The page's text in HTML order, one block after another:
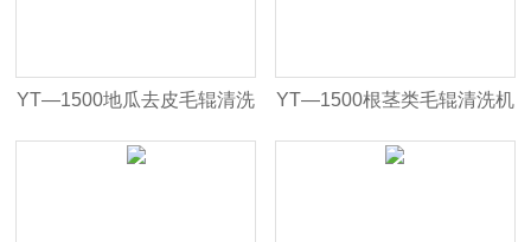
YT—1500地瓜去皮毛辊清洗
机
YT—1500根茎类毛辊清洗机